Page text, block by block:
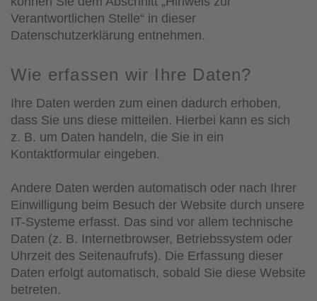
Verantwortlichen Stelle“ in dieser
Datenschutzerklärung entnehmen.
Wie erfassen wir Ihre Daten?
Ihre Daten werden zum einen dadurch erhoben,
dass Sie uns diese mitteilen. Hierbei kann es sich
z. B. um Daten handeln, die Sie in ein
Kontaktformular eingeben.
Andere Daten werden automatisch oder nach Ihrer
Einwilligung beim Besuch der Website durch unsere
IT-Systeme erfasst. Das sind vor allem technische
Daten (z. B. Internetbrowser, Betriebssystem oder
Uhrzeit des Seitenaufrufs). Die Erfassung dieser
Daten erfolgt automatisch, sobald Sie diese Website
betreten.